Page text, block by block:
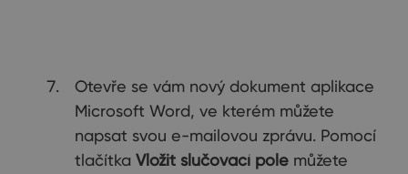
Otevře se vám nový dokument aplikace
Microsoft Word, ve kterém můžete
napsat svou e-mailovou zprávu. Pomocí
tlačítka Vložit slučovací pole můžete